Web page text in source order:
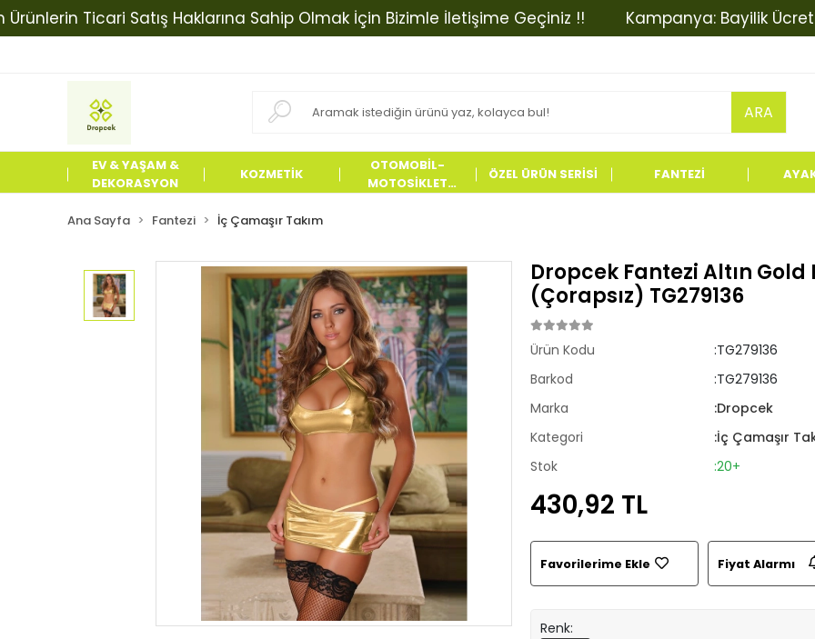
Ticari Satış Haklarına Sahip Olmak İçin Bizimle İletişime Geçiniz !! Kampanya: Bayilik
ARA
EV & YAŞAM &
DEKORASYON
KOZMETİK
OTOMOBİL-
MOTOSİKLET
ÖZEL ÜRÜN SERİSİ FANTEZİ
Ana Sayfa Fantezi İç Çamaşır Takım
Dropcek Fantezi Altın Gold
(Çorapsız) TG279136
Ürün Kodu
:TG279136
Barkod
:TG279136
Marka
:Dropcek
Kategori
:İç Çamaşır
Stok
:20+
430,92 TL
Favorilerime Ekle Fiyat Alarmı
Renk: